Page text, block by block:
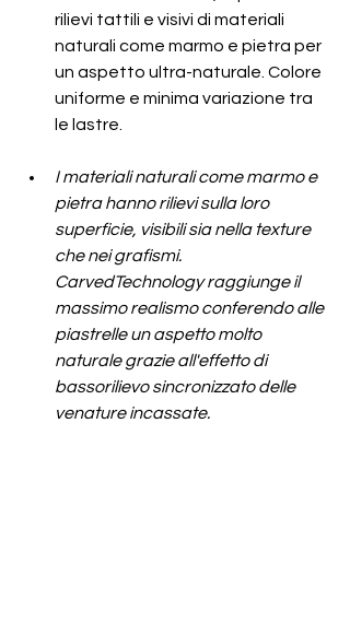
rilievi tattili e visivi di materiali
naturali come marmo e pietra per
un aspetto ultra-naturale. Colore
uniforme e minima variazione tra
le lastre.
I materiali naturali come marmo e
pietra hanno rilievi sulla loro
superficie, visibili sia nella texture
che nei grafismi.
CarvedTechnology raggiunge il
massimo realismo conferendo alle
piastrelle un aspetto molto
naturale grazie all'effetto di
bassorilievo sincronizzato delle
venature incassate.